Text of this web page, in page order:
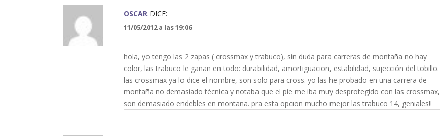
OSCAR DICE:
11/05/2012 a las 19:06
hola, yo tengo las 2 zapas ( crossmax y trabuco), sin duda para carreras de montaña no hay
color, las trabuco le ganan en todo: durabilidad, amortiguacion, estabilidad, sujección del tobillo.
las crossmax ya lo dice el nombre, son solo para cross. yo las he probado en una carrera de
montaña no demasiado técnica y notaba que el pie me iba muy desprotegido con las crossmax,
son demasiado endebles en montaña. pra esta opcion mucho mejor las trabuco 14, geniales!!